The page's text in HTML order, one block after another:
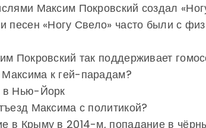
Максим Покровский создал
песен «Ногу Свело» часто были с
Покровский так поддерживает
к гей-парадам?
в Нью-Йорк
Максима с политикой?
в Крыму в 2014-м, попадание в